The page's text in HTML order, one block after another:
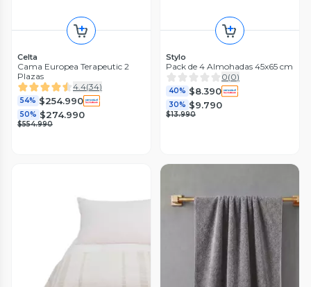
Celta
Cama Europea Terapeutic 2
Plazas
4.4(34)
54% $254.990
50% $274.990
$554.990
Stylo
Pack de 4 Almohadas 45x65 cm
0(0)
40% $8.390
30% $9.790
$13.990